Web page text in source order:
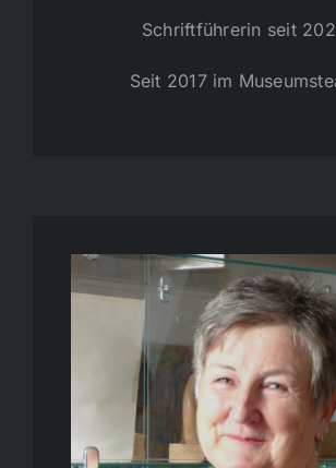
Schriftführerin seit
Seit 2017 im